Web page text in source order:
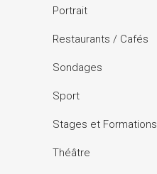
Portrait
Restaurants / Cafés
Sondages
Sport
Stages et Formations
Théâtre